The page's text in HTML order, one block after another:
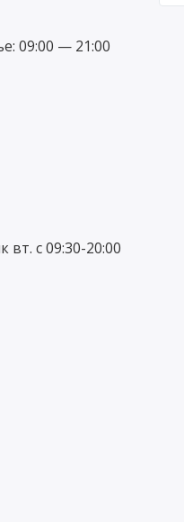
09:00 — 21:00
с 09:30-20:00